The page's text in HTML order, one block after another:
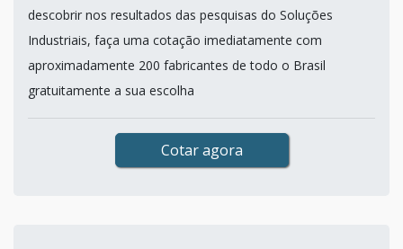
descobrir nos resultados das pesquisas do Soluções
Industriais, faça uma cotação imediatamente com
aproximadamente 200 fabricantes de todo o Brasil
gratuitamente a sua escolha
Cotar agora